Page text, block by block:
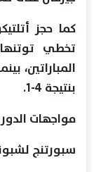
كما حجز
المباراتين،
بنتيجة 4-1.
مواجهات
سبورتنج